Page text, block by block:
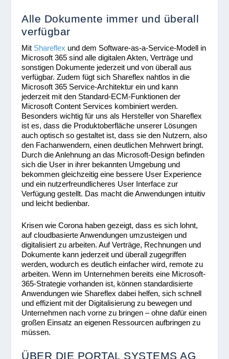
Alle Dokumente immer und überall
verfügbar
Mit Shareflex und dem Software-as-a-Service-Modell in
Microsoft 365 sind alle digitalen Akten, Verträge und
sonstigen Dokumente jederzeit und von überall aus
verfügbar. Zudem fügt sich Shareflex nahtlos in die
Microsoft 365 Service-Architektur ein und kann
jederzeit mit den Standard-ECM-Funktionen der
Microsoft Content Services kombiniert werden.
Besonders wichtig für uns als Hersteller von Shareflex
ist es, dass die Produktoberfläche unserer Lösungen
auch optisch so gestaltet ist, dass sie den Nutzern, also
den Fachanwendern, einen deutlichen Mehrwert bringt.
Durch die Anlehnung an das Microsoft-Design befinden
sich die User in ihrer bekannten Umgebung und
bekommen gleichzeitig eine bessere User Experience
und ein nutzerfreundlicheres User Interface zur
Verfügung gestellt. Das macht die Anwendungen intuitiv
und leicht bedienbar.
Krisen wie Corona haben gezeigt, dass es sich lohnt,
auf cloudbasierte Anwendungen umzusteigen und
digitalisiert zu arbeiten. Auf Verträge, Rechnungen und
Dokumente kann jederzeit und überall zugegriffen
werden, wodurch es deutlich einfacher wird, remote zu
arbeiten. Wenn im Unternehmen bereits eine Microsoft-
365-Strategie vorhanden ist, können standardisierte
Anwendungen wie Shareflex dabei helfen, sich schnell
und effizient mit der Digitalisierung zu bewegen und
Unternehmen nach vorne zu bringen – ohne dafür einen
großen Einsatz an eigenen Ressourcen aufbringen zu
müssen.
ÜBER DIE PORTAL SYSTEMS AG